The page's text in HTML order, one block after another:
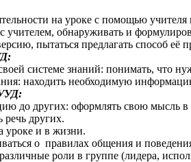
на уроке с помощью учителя
учителем, обнаруживать и
пытаться предлагать способ её
системе знаний: понимать, что
находить необходимую
до других: оформлять свою мысль
других.
уроке и в жизни.
о правилах общения и
роли в группе (лидера,